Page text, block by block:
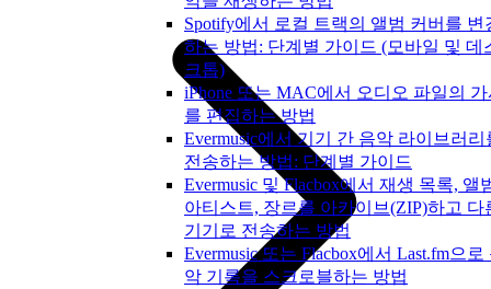
Spotify에서 로컬 트랙의 앨범 커버를 변
하는 방법: 단계별 가이드 (모바일 및 데
크톱)
iPhone 또는 MAC에서 오디오 파일의
를 편집하는 방법
Evermusic에서 기기 간 음악 라이브러리
전송하는 방법: 단계별 가이드
Evermusic 및 Flacbox에서 재생 목록, 앨
아티스트, 장르를 아카이브(ZIP)하고 다
기기로 전송하는 방법
Evermusic 또는 Flacbox에서 Last.fm으로
악 기록을 스크로블하는 방법